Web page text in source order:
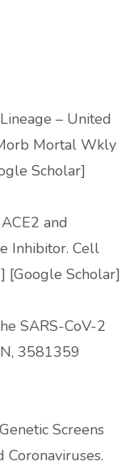
– United
Mortal Wkly
Scholar]
and
Inhibitor. Cell
[Google Scholar]
SARS-CoV-2
3581359
Screens